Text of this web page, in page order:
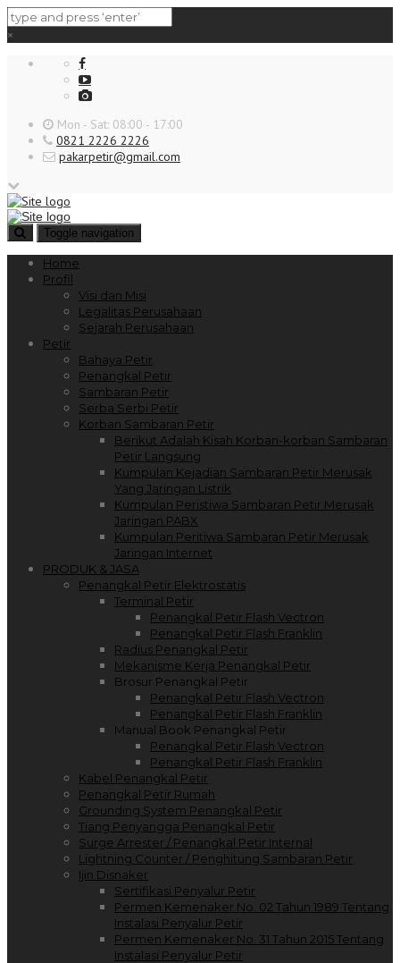
×
Mon - Sat: 08:00 - 17:00
0821 2226 2226
pakarpetir@gmail.com
Toggle navigation
Home
Profil
Visi dan Misi
Legalitas Perusahaan
Sejarah Perusahaan
Petir
Bahaya Petir
Penangkal Petir
Sambaran Petir
Serba Serbi Petir
Korban Sambaran Petir
Berikut Adalah Kisah Korban-korban Sambaran
Petir Langsung
Kumpulan Kejadian Sambaran Petir Merusak
Yang Jaringan Listrik
Kumpulan Peristiwa Sambaran Petir Merusak
Jaringan PABX
Kumpulan Peritiwa Sambaran Petir Merusak
Jaringan Internet
PRODUK & JASA
Penangkal Petir Elektrostatis
Terminal Petir
Penangkal Petir Flash Vectron
Penangkal Petir Flash Franklin
Radius Penangkal Petir
Mekanisme Kerja Penangkal Petir
Brosur Penangkal Petir
Penangkal Petir Flash Vectron
Penangkal Petir Flash Franklin
Manual Book Penangkal Petir
Penangkal Petir Flash Vectron
Penangkal Petir Flash Franklin
Kabel Penangkal Petir
Penangkal Petir Rumah
Grounding System Penangkal Petir
Tiang Penyangga Penangkal Petir
Surge Arrester / Penangkal Petir Internal
Lightning Counter / Penghitung Sambaran Petir
Ijin Disnaker
Sertifikasi Penyalur Petir
Permen Kemenaker No. 02 Tahun 1989 Tentang
Instalasi Penyalur Petir
Permen Kemenaker No. 31 Tahun 2015 Tentang
Instalasi Penyalur Petir